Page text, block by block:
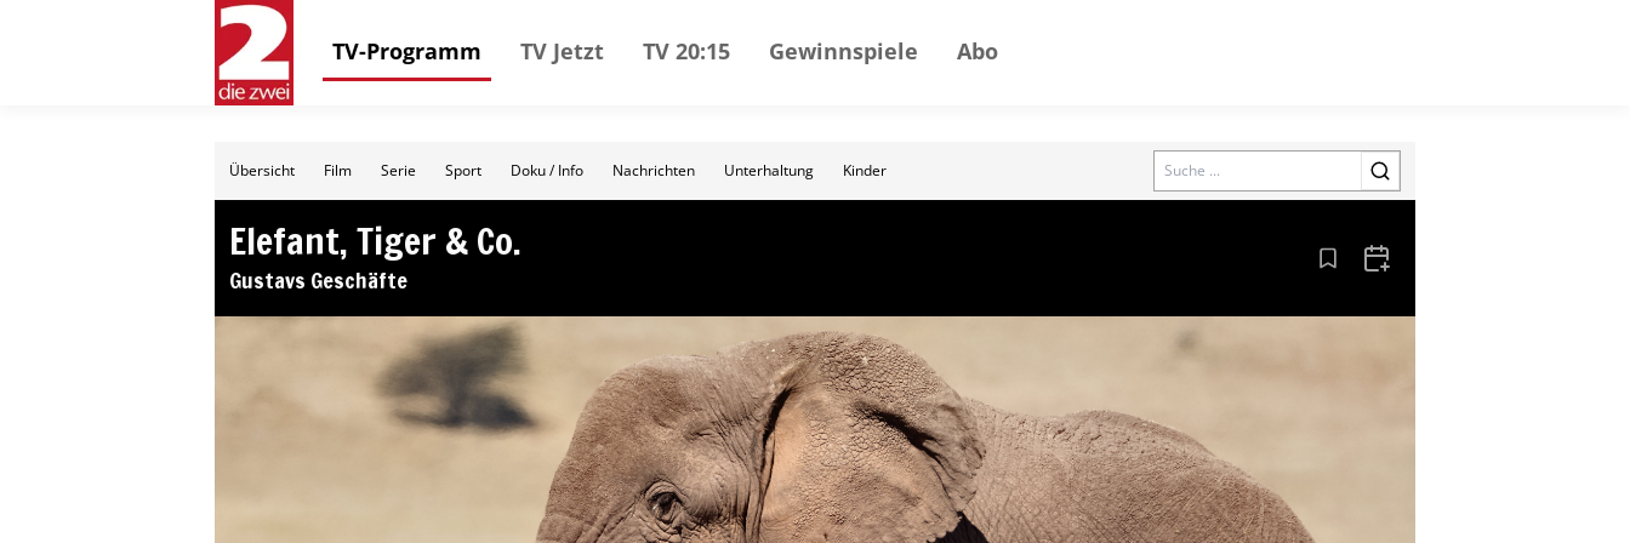
TV-Programm TV Jetzt TV 20:15 Gewinnspiele Abo
Übersicht Film Serie Sport Doku / Info Nachrichten Unterhaltung Kinder Search
Elefant, Tiger & Co.
Gustavs Geschäfte Aus den Lesezeichen entfernen
Zum Kalender hinzufügen